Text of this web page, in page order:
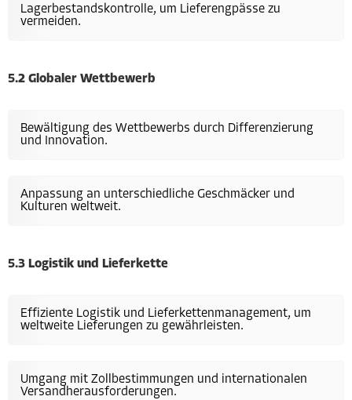
Lagerbestandskontrolle, um Lieferengpässe zu
vermeiden.
5.2 Globaler Wettbewerb
Bewältigung des Wettbewerbs durch Differenzierung
und Innovation.
Anpassung an unterschiedliche Geschmäcker und
Kulturen weltweit.
5.3 Logistik und Lieferkette
Effiziente Logistik und Lieferkettenmanagement, um
weltweite Lieferungen zu gewährleisten.
Umgang mit Zollbestimmungen und internationalen
Versandherausforderungen.